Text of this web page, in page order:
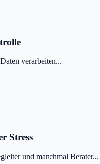
verarbeiten...
Stress
und manchmal Berater...